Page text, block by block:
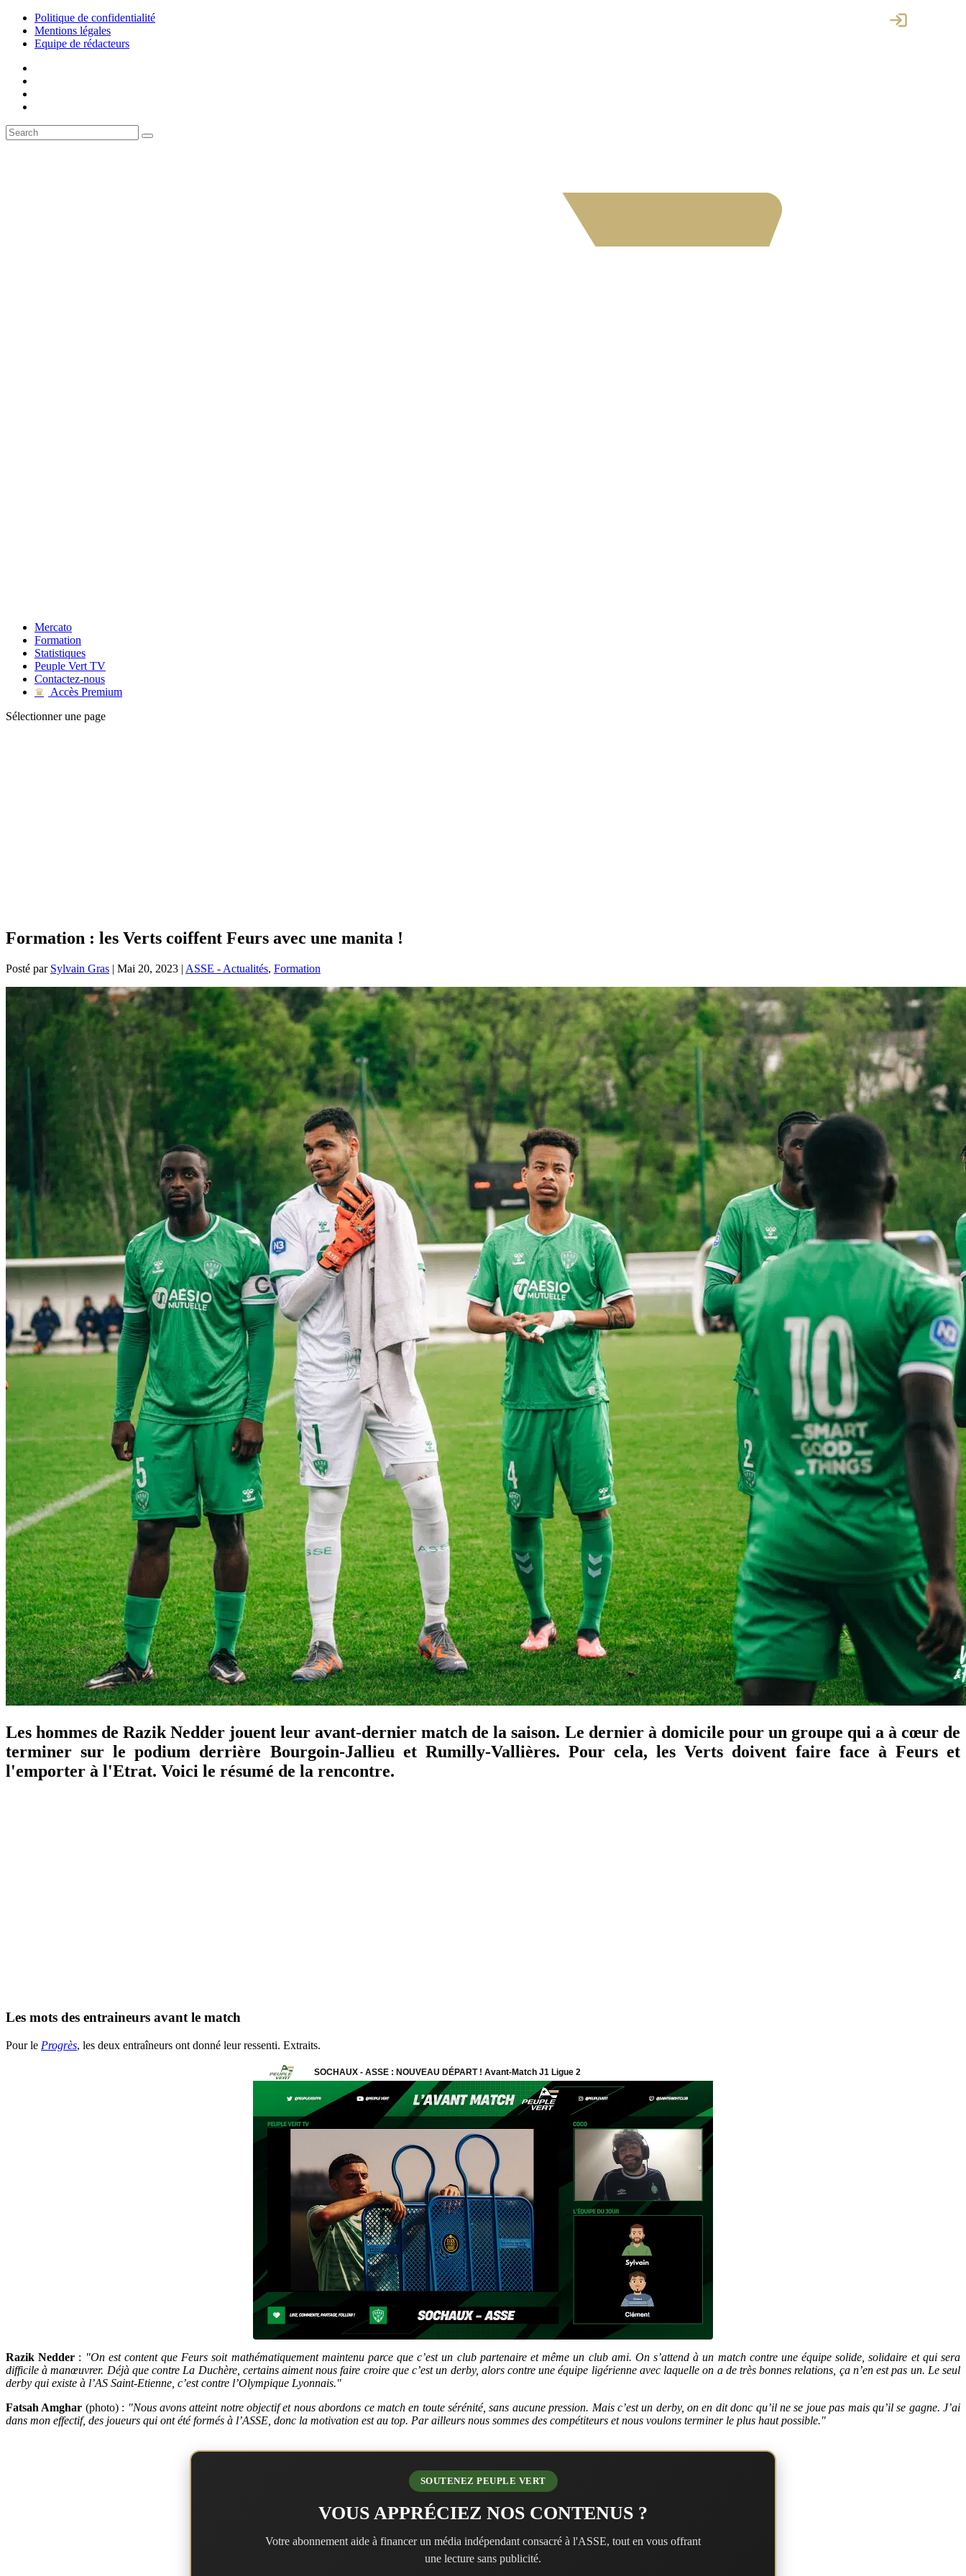
Politique de confidentialité
Mentions légales
Equipe de rédacteurs
Mercato
Formation
Statistiques
Peuple Vert TV
Contactez-nous
♛
Accès Premium
Sélectionner une page
Formation : les Verts coiffent Feurs avec une manita !
Posté par Sylvain Gras | Mai 20, 2023 | ASSE - Actualités, Formation
Les hommes de Razik Nedder jouent leur avant-dernier match de la saison. Le dernier à domicile pour un groupe qui a à cœur de
terminer sur le podium derrière Bourgoin-Jallieu et Rumilly-Vallières. Pour cela, les Verts doivent faire face à Feurs et
l'emporter à l'Etrat. Voici le résumé de la rencontre.
Les mots des entraineurs avant le match
Pour le Progrès, les deux entraîneurs ont donné leur ressenti. Extraits.
Razik Nedder : "On est content que Feurs soit mathématiquement maintenu parce que c’est un club partenaire et même un club ami. On s’attend à un match contre une équipe solide, solidaire et qui sera
difficile à manœuvrer. Déjà que contre La Duchère, certains aiment nous faire croire que c’est un derby, alors contre une équipe ligérienne avec laquelle on a de très bonnes relations, ça n’en est pas un. Le seul
derby qui existe à l’AS Saint-Etienne, c’est contre l’Olympique Lyonnais."
Fatsah Amghar (photo) : "Nous avons atteint notre objectif et nous abordons ce match en toute sérénité, sans aucune pression. Mais c’est un derby, on en dit donc qu’il ne se joue pas mais qu’il se gagne. J’ai
dans mon effectif, des joueurs qui ont été formés à l’ASSE , donc la motivation est au top. Par ailleurs nous sommes des compétiteurs et nous voulons terminer le plus haut possible."
SOUTENEZ PEUPLE VERT
VOUS APPRÉCIEZ NOS CONTENUS ?
Votre abonnement aide à financer un média indépendant consacré à l'ASSE, tout en vous offrant
une lecture sans publicité.